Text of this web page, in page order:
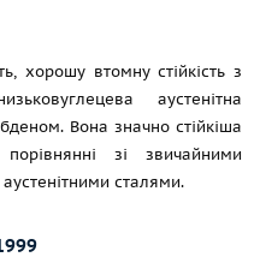
хорошу втомну стійкість з
аустенітна
Вона значно стійкіша
зі звичайними
сталями.